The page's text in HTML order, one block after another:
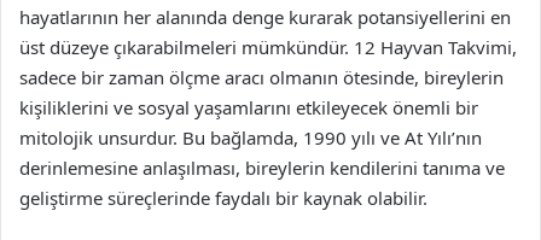
hayatlarının her alanında denge kurarak potansiyellerini en
üst düzeye çıkarabilmeleri mümkündür. 12 Hayvan Takvimi,
sadece bir zaman ölçme aracı olmanın ötesinde, bireylerin
kişiliklerini ve sosyal yaşamlarını etkileyecek önemli bir
mitolojik unsurdur. Bu bağlamda, 1990 yılı ve At Yılı’nın
derinlemesine anlaşılması, bireylerin kendilerini tanıma ve
geliştirme süreçlerinde faydalı bir kaynak olabilir.